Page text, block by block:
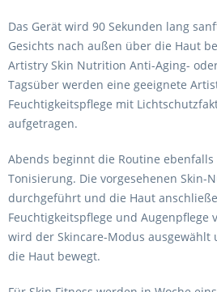
Das Gerät wird 90 Sekunden lang
Gesichts nach außen über die Haut
Artistry Skin Nutrition Anti-Aging-
Tagsüber werden eine geeignete
Feuchtigkeitspflege mit
aufgetragen.
Abends beginnt die Routine
Tonisierung. Die vorgesehenen Skin-
durchgeführt und die Haut
Feuchtigkeitspflege und Augenpflege
wird der Skincare-Modus ausgewählt
die Haut bewegt.